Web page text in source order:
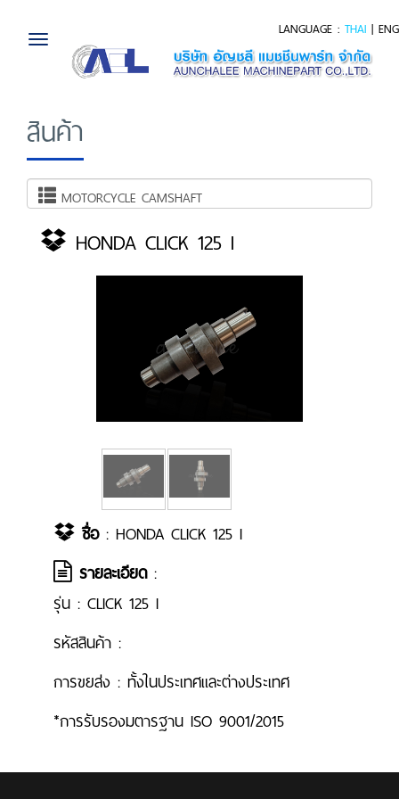
LANGUAGE : THAI | ENG
Toggle
navigation
สินค้า
MOTORCYCLE CAMSHAFT
HONDA CLICK 125 I
ชื่อ : HONDA CLICK 125 I
รายละเอียด :
รุ่น : CLICK 125 I
รหัสสินค้า :
การขยส่ง : ทั้งในประเทศและต่างประเทศ
*การรับรองมตารฐาน ISO 9001/2015